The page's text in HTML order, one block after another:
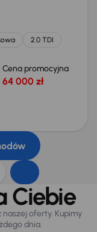
2.0 TDI
Cena promocyjna
64 000 zł
Ciebie
naszej oferty. Kupimy
dnia.